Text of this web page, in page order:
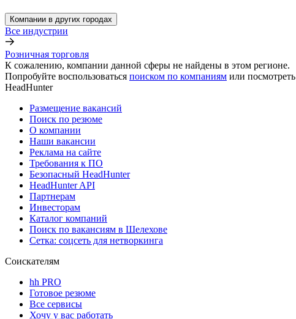
Компании в других городах
Все индустрии
Розничная торговля
К сожалению, компании данной сферы не найдены в этом регионе.
Попробуйте воспользоваться поиском по компаниям или посмотреть
HeadHunter
Размещение вакансий
Поиск по резюме
О компании
Наши вакансии
Реклама на сайте
Требования к ПО
Безопасный HeadHunter
HeadHunter API
Партнерам
Инвесторам
Каталог компаний
Поиск по вакансиям в Шелехове
Сетка: соцсеть для нетворкинга
Соискателям
hh PRO
Готовое резюме
Все сервисы
Хочу у вас работать